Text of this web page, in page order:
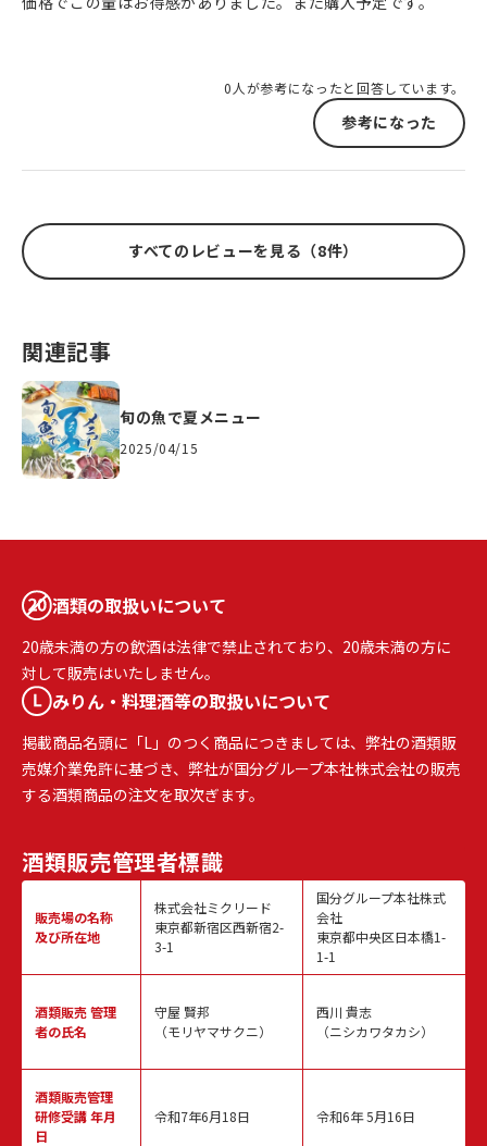
0人が参考になったと回答しています。
参考になった
すべてのレビューを見る（8件）
関連記事
旬の魚で夏メニュー
2025/04/15
酒類の取扱いについて
20歳未満の方の飲酒は法律で禁止されており、20歳未満の方に
対して販売はいたしません。
みりん・料理酒等の取扱いについて
掲載商品名頭に「L」のつく商品につきましては、弊社の酒類販
売媒介業免許に基づき、弊社が国分グループ本社株式会社の販売
する酒類商品の注文を取次ぎます。
酒類販売管理者標識
販売場の名称
及び所在地
酒類販売管理
者の氏名
酒類販売管理
研修受講 年月
日
株式会社ミクリード
東京都新宿区西新宿2-
3-1
守屋 賢邦
（モリヤマサクニ）
令和7年6月18日
国分グループ本社株式
会社
東京都中央区日本橋1-
1-1
西川 貴志
（ニシカワタカシ）
令和6年 5月16日